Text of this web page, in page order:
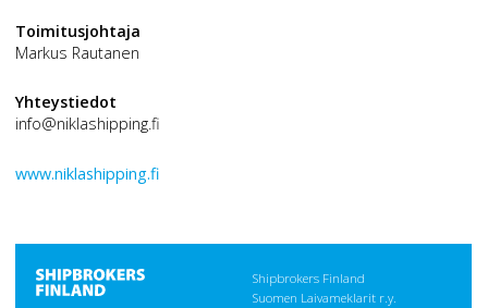
Toimitusjohtaja
Markus Rautanen
Yhteystiedot
info@niklashipping.fi
www.niklashipping.fi
Shipbrokers Finland
Suomen Laivameklarit r.y.